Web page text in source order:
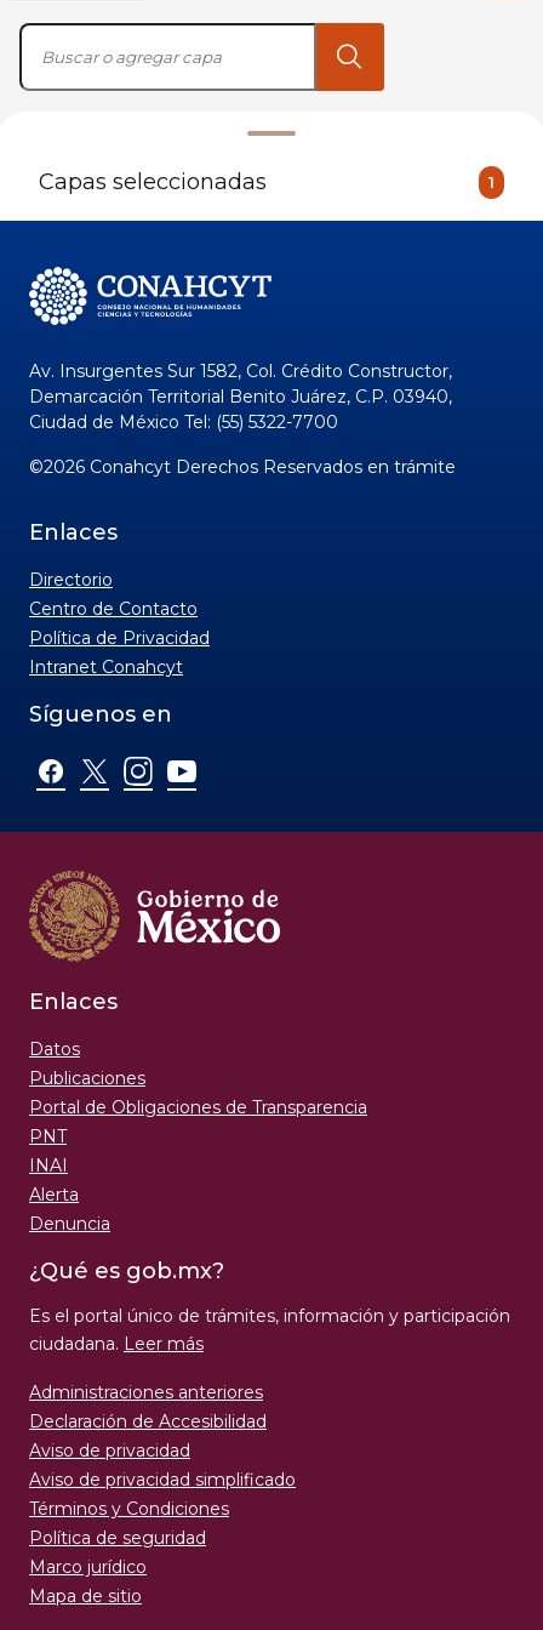
Av. Insurgentes Sur 1582, Col. Crédito Constructor,
Demarcación Territorial Benito Juárez, C.P. 03940,
©2026Conahcyt Derechos Reservados en trámite
Enlaces
Centro de Contacto
Política de Privacidad
Intranet Conahcyt
Síguenos ennuestras redes sociales:
Enlaces
Publicaciones
Portal de Obligaciones de Transparencia
PNT
INAI
Alerta
Denuncia
¿Qué es gob.mx?
ciudadana. Leer más
Administraciones anteriores
Declaración de Accesibilidad
Aviso de privacidad
Aviso de privacidad simplificado
Términos y Condiciones
Política de seguridad
Marco jurídico
Mapa de sitio
Denuncia contra servidores públicos